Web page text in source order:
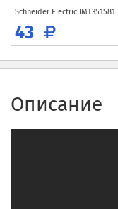
Schneider Electric IMT351581
43
Описание